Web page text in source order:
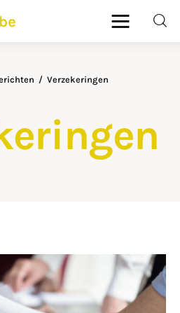
Verzekeringen
DELEN